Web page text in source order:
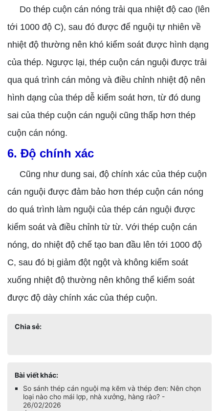
Do thép cuộn cán nóng trải qua nhiệt độ cao (lên
tới 1000 độ C), sau đó được để nguội tự nhiên về
nhiệt độ thường nên khó kiểm soát được hình dạng
của thép. Ngược lại, thép cuộn cán nguội được trải
qua quá trình cán mỏng và điều chỉnh nhiệt độ nên
hình dạng của thép dễ kiểm soát hơn, từ đó dung
sai của thép cuộn cán nguội cũng thấp hơn thép
cuộn cán nóng.
6. Độ chính xác
Cũng như dung sai, độ chính xác của thép cuộn
cán nguội được đảm bảo hơn thép cuộn cán nóng
do quá trình làm nguội của thép cán nguội được
kiểm soát và điều chỉnh từ từ. Với thép cuộn cán
nóng, do nhiệt độ chế tạo ban đầu lên tới 1000 độ
C, sau đó bị giảm đột ngột và không kiểm soát
xuống nhiệt độ thường nên không thể kiểm soát
được độ dày chính xác của thép cuộn.
Chia sẻ:
Bài viết khác:
So sánh thép cán nguội mạ kẽm và thép đen: Nên chọn
loại nào cho mái lợp, nhà xưởng, hàng rào? -
26/02/2026